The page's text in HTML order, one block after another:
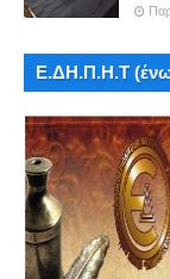
Ε.ΔΗ.Π.Η.Τ